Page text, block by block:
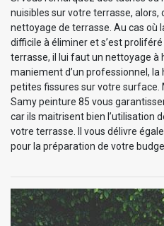
nuisibles sur votre terrasse,
nettoyage de terrasse. Au cas où
difficile à éliminer et s’est
terrasse, il lui faut un nettoyage à
maniement d’un professionnel,
petites fissures sur votre surface.
Samy peinture 85 vous
car ils maitrisent bien l’utilisation
votre terrasse. Il vous délivre
pour la préparation de votre